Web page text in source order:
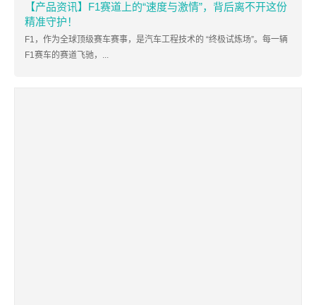
【产品资讯】F1赛道上的“速度与激情”，背后离不开这份
精准守护！
F1，作为全球顶级赛车赛事，是汽车工程技术的 “终极试炼场”。每一辆
F1赛车的赛道飞驰，...